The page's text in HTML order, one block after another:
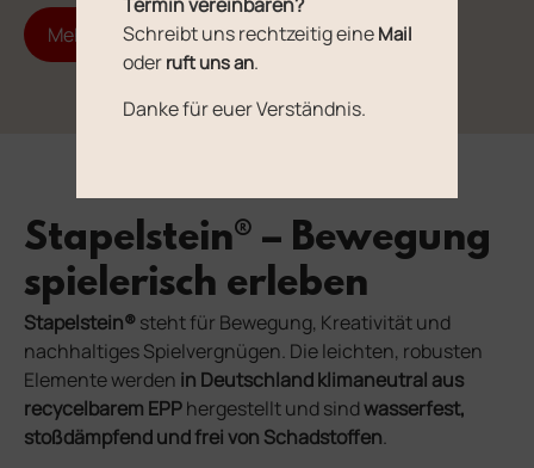
Mehr über MAVI erfahren
Stapelstein® – Bewegung
spielerisch erleben
Stapelstein®steht für Bewegung, Kreativität und
nachhaltiges Spielvergnügen. Die leichten, robusten
Elemente werden in Deutschland klimaneutral aus
recycelbarem EPPhergestellt und sindwasserfest,
stoßdämpfend und frei von Schadstoffen.
Schreibt uns rechtzeitig eineMail
oderruft uns an.
Danke für euer Verständnis.